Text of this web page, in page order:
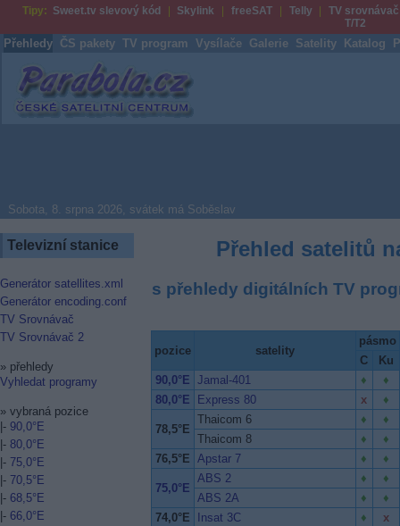
Tipy: Sweet.tv slevový kód Skylink freeSAT Telly
TV srovnávač
T/T2
Přehledy ČS pakety TV program Vysílače Galerie Satelity Katalog
Parabola.cz
Sobota, 8. srpna 2026, svátek má Soběslav
Televizní stanice
Generátor satellites.xml
Generátor encoding.conf
TV Srovnávač
TV Srovnávač 2
» přehledy
Vyhledat programy
» vybraná pozice
|- 90,0°E
|- 80,0°E
|- 75,0°E
|- 70,5°E
|- 68,5°E
|- 66,0°E
Přehled satelitů
s přehledy digitálních TV
pozice satelity
pásmo
C
Ku
90,0°E Jamal-401
80,0°E
Express 80
78,5°E
Thaicom 6
Thaicom 8
76,5°E Apstar 7
75,0°E
ABS 2
ABS 2A
74,0°E
Insat 3C